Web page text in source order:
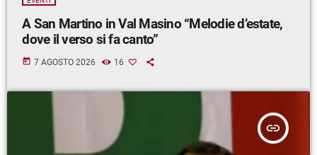
A San Martino in Val Masino “Melodie d’estate,
dove il verso si fa canto”
today 7 AGOSTO 2026 16
insert_link